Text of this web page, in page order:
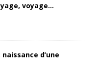
voyage…
d’une